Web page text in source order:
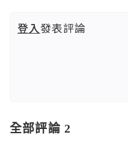
登入發表評論
全部評論 2